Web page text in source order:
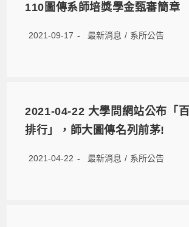
110圖傳系師培獎學金甄審簡章
2021-09-17 最新消息 / 系所公告
2021-04-22 大學問網站公布「
排行」，師大圖傳名列前茅!
2021-04-22 最新消息 / 系所公告